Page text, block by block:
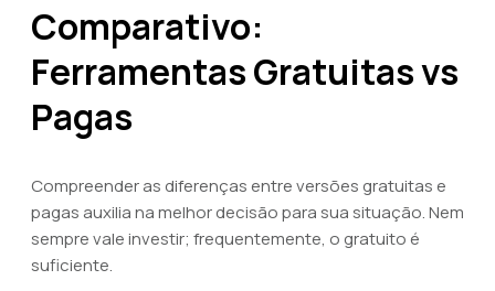
Comparativo:
Ferramentas Gratuitas vs
Pagas
Compreender as diferenças entre versões gratuitas e
pagas auxilia na melhor decisão para sua situação. Nem
sempre vale investir; frequentemente, o gratuito é
suficiente.